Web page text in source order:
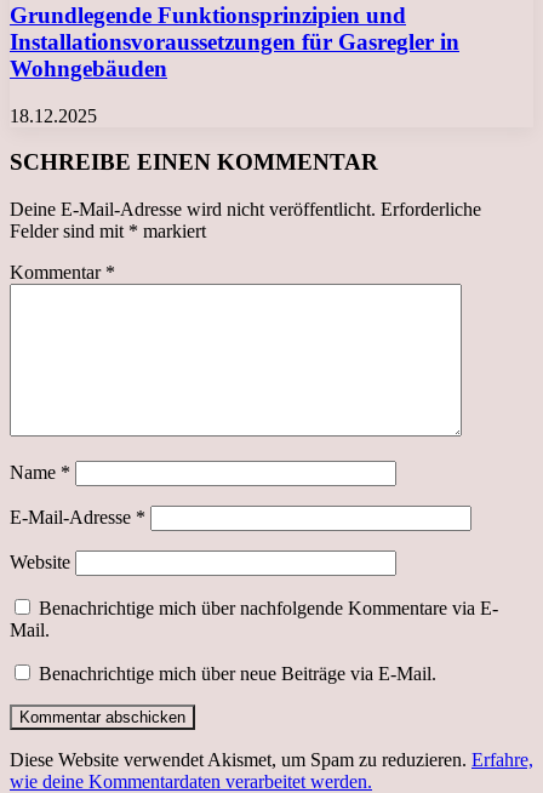
Grundlegende Funktionsprinzipien und
Installationsvoraussetzungen für Gasregler in
Wohngebäuden
18.12.2025
SCHREIBE EINEN KOMMENTAR
Deine E-Mail-Adresse wird nicht veröffentlicht. Erforderliche
Felder sind mit * markiert
Kommentar *
Name *
E-Mail-Adresse *
Website
Benachrichtige mich über nachfolgende Kommentare via E-
Mail.
Benachrichtige mich über neue Beiträge via E-Mail.
Diese Website verwendet Akismet, um Spam zu reduzieren. Erfahre,
wie deine Kommentardaten verarbeitet werden.